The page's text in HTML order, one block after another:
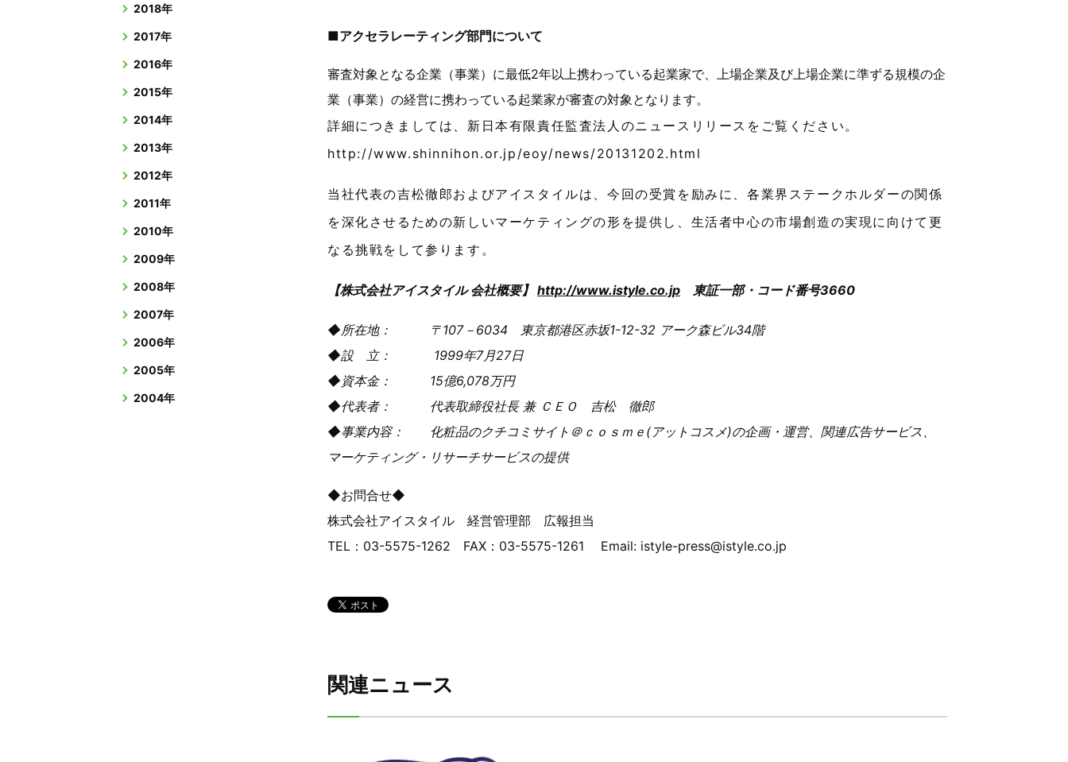
■アクセラレーティング部門について
審査対象となる企業（事業）に最低2年以上携わっている起業家で、上場企業及び上場企業に準ずる規模の企
業（事業）の経営に携わっている起業家が審査の対象となります。
詳細につきましては、新日本有限責任監査法人のニュースリリースをご覧ください。
http://www.shinnihon.or.jp/eoy/news/20131202.html
当社代表の吉松徹郎およびアイスタイルは、今回の受賞を励みに、各業界ステークホルダーの関係
を深化させるための新しいマーケティングの形を提供し、生活者中心の市場創造の実現に向けて更
なる挑戦をして参ります。
【株式会社アイスタイル 会社概要】 http://www.istyle.co.jp 東証一部・コード番号3660
◆所在地： 〒107－6034 東京都港区赤坂1-12-32 アーク森ビル34階
◆設 立： 1999年7月27日
◆資本金： 15億6,078万円
◆代表者： 代表取締役社長 兼 ＣＥＯ 吉松 徹郎
◆事業内容： 化粧品のクチコミサイト＠ｃｏｓｍｅ(アットコスメ)の企画・運営、関連広告サービス、
マーケティング・リサーチサービスの提供
◆お問合せ◆
株式会社アイスタイル 経営管理部 広報担当
TEL：03-5575-1262 FAX：03-5575-1261 Email: istyle-press@istyle.co.jp
関連ニュース
2018年
2017年
2016年
2015年
2014年
2013年
2012年
2011年
2010年
2009年
2008年
2007年
2006年
2005年
2004年